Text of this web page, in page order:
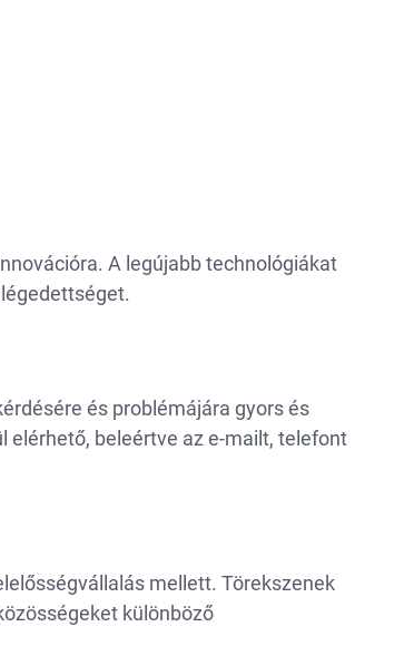
A legújabb technológiákat
és problémájára gyors és
elérhető, beleértve az e-mailt, telefont
mellett. Törekszenek
különböző